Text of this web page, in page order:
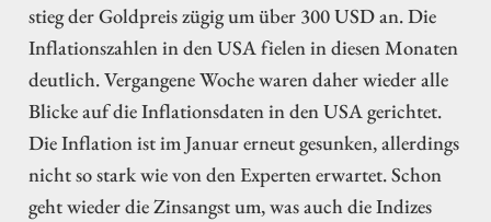
stieg der Goldpreis zügig um über 300 USD an. Die
Inflationszahlen in den USA fielen in diesen Monaten
deutlich. Vergangene Woche waren daher wieder alle
Blicke auf die Inflationsdaten in den USA gerichtet.
Die Inflation ist im Januar erneut gesunken, allerdings
nicht so stark wie von den Experten erwartet. Schon
geht wieder die Zinsangst um, was auch die Indizes